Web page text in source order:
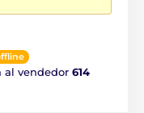
al vendedor 614